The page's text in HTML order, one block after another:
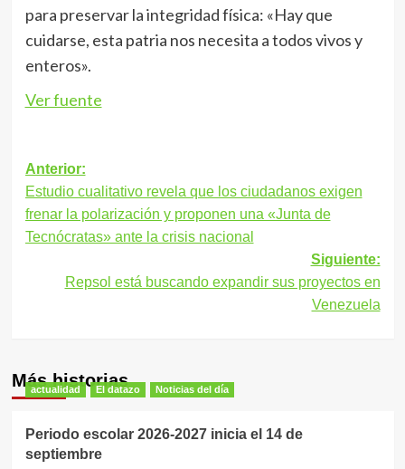
para preservar la integridad física: «Hay que
cuidarse, esta patria nos necesita a todos vivos y
enteros».
Ver fuente
Navegación
de
entradas
Anterior:
Estudio cualitativo revela que los ciudadanos exigen
frenar la polarización y proponen una «Junta de
Tecnócratas» ante la crisis nacional
Siguiente:
Repsol está buscando expandir sus proyectos en
Venezuela
Más historias
actualidad El datazo Noticias del día
Periodo escolar 2026-2027 inicia el 14 de
septiembre